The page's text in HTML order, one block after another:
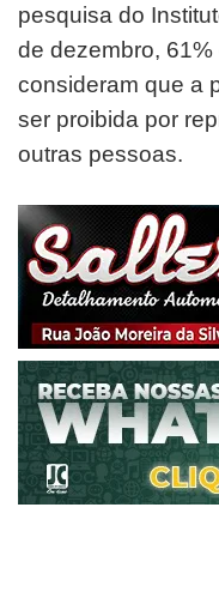
pesquisa do
de dezembro,
consideram que a
ser proibida por
outras pessoas.